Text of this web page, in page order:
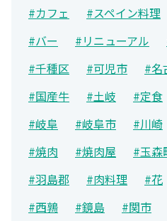
#カフェ
#スペイン料理
#バー
#リニューアル
#千種区
#可児市 #名
#国産牛
#土岐 #定食
#岐阜
#岐阜市 #川崎
#焼肉
#焼肉屋 #玉森
#羽島郡
#肉料理 #花
#西鶉
#鏡島 #関市